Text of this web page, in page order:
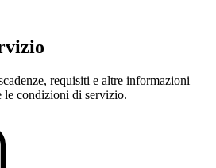
requisiti e altre informazioni
condizioni di servizio.